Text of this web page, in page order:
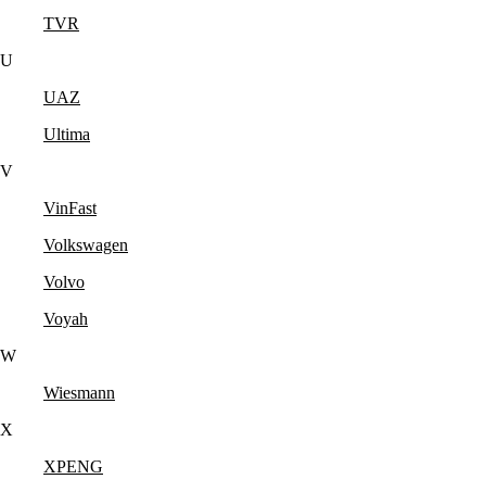
TVR
U
UAZ
Ultima
V
VinFast
Volkswagen
Volvo
Voyah
W
Wiesmann
X
XPENG